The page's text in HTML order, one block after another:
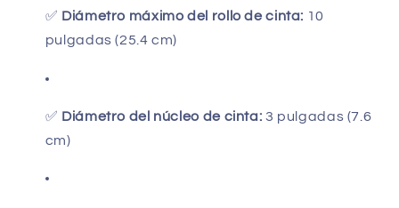
✅ Diámetro máximo del rollo de cinta: 10
pulgadas (25.4 cm)
✅ Diámetro del núcleo de cinta: 3 pulgadas (7.6
cm)